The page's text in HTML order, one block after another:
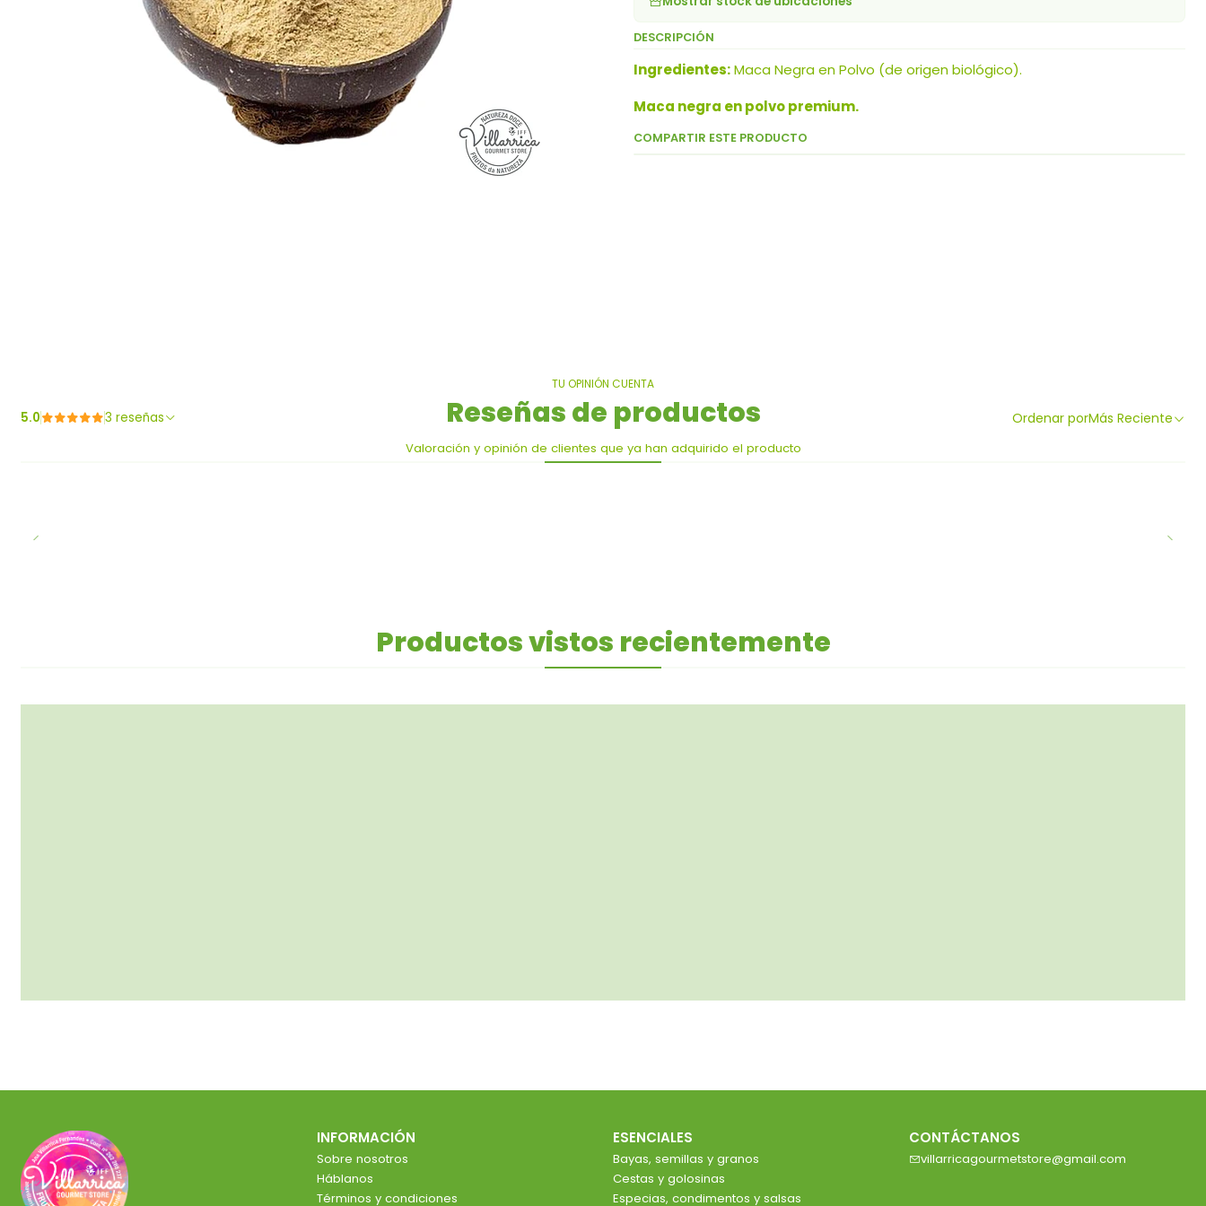
DESCRIPCIÓN
Ingredientes:Maca Negra en Polvo (de origen biológico).
Maca negra en polvo premium.
COMPARTIR ESTE PRODUCTO
TU OPINIÓN CUENTA
Reseñas de productos
Valoración y opinión de clientes que ya han adquirido el producto
5.0 3 reseñas Ordenar porMás Reciente
Productos vistos recientemente
INFORMACIÓN
Sobre nosotros
Háblanos
Términos y condiciones
ESENCIALES
Bayas, semillas y granos
Cestas y golosinas
Especias, condimentos y salsas
CONTÁCTANOS
villarricagourmetstore@gmail.com